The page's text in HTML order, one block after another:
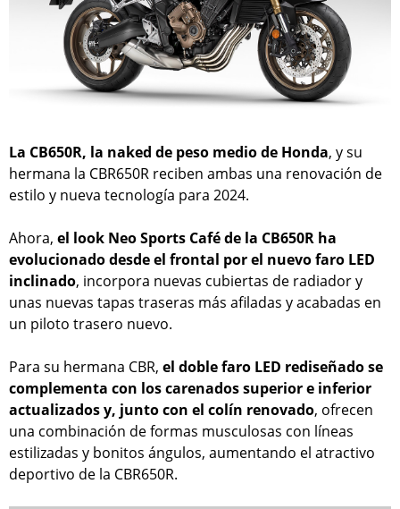
La CB650R, la naked de peso medio de Honda, y su
hermana la CBR650R reciben ambas una renovación de
estilo y nueva tecnología para 2024.
Ahora, el look Neo Sports Café de la CB650R ha
evolucionado desde el frontal por el nuevo faro LED
inclinado, incorpora nuevas cubiertas de radiador y
unas nuevas tapas traseras más afiladas y acabadas en
un piloto trasero nuevo.
Para su hermana CBR, el doble faro LED rediseñado se
complementa con los carenados superior e inferior
actualizados y, junto con el colín renovado, ofrecen
una combinación de formas musculosas con líneas
estilizadas y bonitos ángulos, aumentando el atractivo
deportivo de la CBR650R.